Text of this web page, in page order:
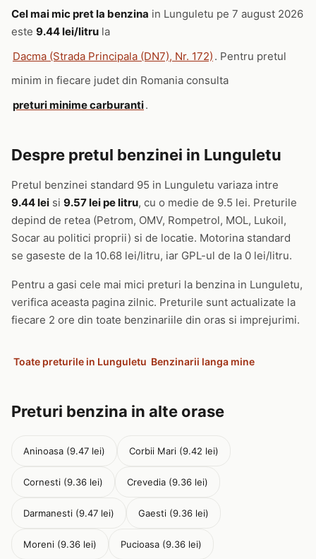
Cel mai mic pret la benzina in Lunguletu pe 7 august 2026
este 9.44 lei/litru la
Dacma (Strada Principala (DN7), Nr. 172) . Pentru pretul
minim in fiecare judet din Romania consulta
preturi minime carburanti.
Despre pretul benzinei in Lunguletu
Pretul benzinei standard 95 in Lunguletu variaza intre
9.44 lei si 9.57 lei pe litru, cu o medie de 9.5 lei. Preturile
depind de retea (Petrom, OMV, Rompetrol, MOL, Lukoil,
Socar au politici proprii) si de locatie. Motorina standard
se gaseste de la 10.68 lei/litru, iar GPL-ul de la 0 lei/litru.
Pentru a gasi cele mai mici preturi la benzina in Lunguletu,
verifica aceasta pagina zilnic. Preturile sunt actualizate la
fiecare 2 ore din toate benzinariile din oras si imprejurimi.
Toate preturile in Lunguletu Benzinarii langa mine
Preturi benzina in alte orase
Aninoasa (9.47 lei) Corbii Mari (9.42 lei)
Cornesti (9.36 lei) Crevedia (9.36 lei)
Darmanesti (9.47 lei) Gaesti (9.36 lei)
Moreni (9.36 lei) Pucioasa (9.36 lei)